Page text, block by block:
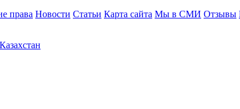
права Новости Статьи Карта сайта Мы в СМИ Отзывы
Казахстан